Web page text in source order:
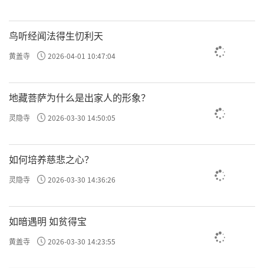
鸟听经闻法得生忉利天
黄盖寺 2026-04-01 10:47:04
地藏菩萨为什么是出家人的形象？
灵隐寺 2026-03-30 14:50:05
如何培养慈悲之心？
灵隐寺 2026-03-30 14:36:26
如暗遇明 如贫得宝
黄盖寺 2026-03-30 14:23:55